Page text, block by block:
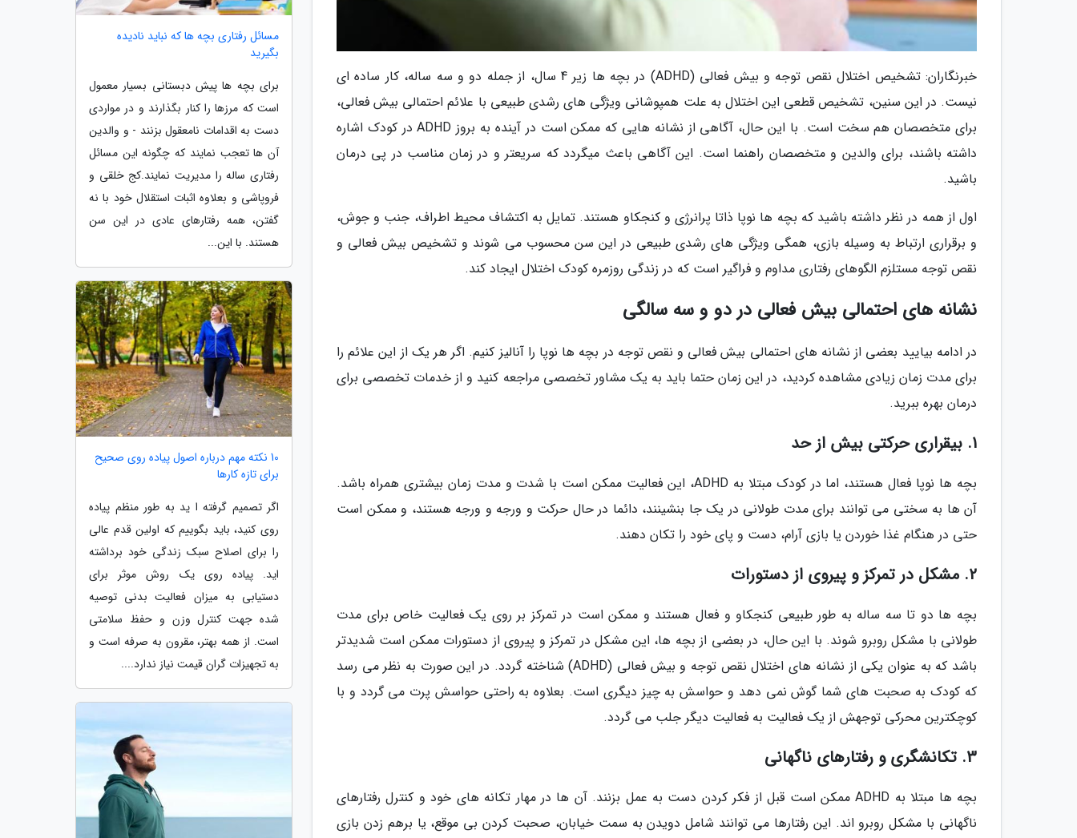
خبرنگاران: تشخیص اختلال نقص توجه و بیش فعالی (ADHD) در بچه ها زیر 4 سال، از جمله دو و سه ساله، کار ساده ای
نیست. در این سنین، تشخیص قطعی این اختلال به علت همپوشانی ویژگی های رشدی طبیعی با علائم احتمالی بیش فعالی،
برای متخصصان هم سخت است. با این حال، آگاهی از نشانه هایی که ممکن است در آینده به بروز ADHD در کودک اشاره
داشته باشند، برای والدین و متخصصان راهنما است. این آگاهی باعث میگردد که سریعتر و در زمان مناسب در پی درمان
باشید.
اول از همه در نظر داشته باشید که بچه ها نوپا ذاتا پرانرژی و کنجکاو هستند. تمایل به اکتشاف محیط اطراف، جنب و جوش،
و برقراری ارتباط به وسیله بازی، همگی ویژگی های رشدی طبیعی در این سن محسوب می شوند و تشخیص بیش فعالی و
نقص توجه مستلزم الگوهای رفتاری مداوم و فراگیر است که در زندگی روزمره کودک اختلال ایجاد کند.
نشانه های احتمالی بیش فعالی در دو و سه سالگی
در ادامه بیایید بعضی از نشانه های احتمالی بیش فعالی و نقص توجه در بچه ها نوپا را آنالیز کنیم. اگر هر یک از این علائم را
برای مدت زمان زیادی مشاهده کردید، در این زمان حتما باید به یک مشاور تخصصی مراجعه کنید و از خدمات تخصصی برای
درمان بهره ببرید.
1. بیقراری حرکتی بیش از حد
بچه ها نوپا فعال هستند، اما در کودک مبتلا به ADHD، این فعالیت ممکن است با شدت و مدت زمان بیشتری همراه باشد.
آن ها به سختی می توانند برای مدت طولانی در یک جا بنشینند، دائما در حال حرکت و ورجه و ورجه هستند، و ممکن است
حتی در هنگام غذا خوردن یا بازی آرام، دست و پای خود را تکان دهند.
2. مشکل در تمرکز و پیروی از دستورات
بچه ها دو تا سه ساله به طور طبیعی کنجکاو و فعال هستند و ممکن است در تمرکز بر روی یک فعالیت خاص برای مدت
طولانی با مشکل روبرو شوند. با این حال، در بعضی از بچه ها، این مشکل در تمرکز و پیروی از دستورات ممکن است شدیدتر
باشد که به عنوان یکی از نشانه های اختلال نقص توجه و بیش فعالی (ADHD) شناخته گردد. در این صورت به نظر می رسد
که کودک به صحبت های شما گوش نمی دهد و حواسش به چیز دیگری است. بعلاوه به راحتی حواسش پرت می گردد و با
کوچکترین محرکی توجهش از یک فعالیت به فعالیت دیگر جلب می گردد.
3. تکانشگری و رفتارهای ناگهانی
بچه ها مبتلا به ADHD ممکن است قبل از فکر کردن دست به عمل بزنند. آن ها در مهار تکانه های خود و کنترل رفتارهای
ناگهانی با مشکل روبرو اند. این رفتارها می توانند شامل دویدن به سمت خیابان، صحبت کردن بی موقع، یا برهم زدن بازی
مسائل رفتاری بچه ها که نباید نادیده
بگیرید
برای بچه ها پیش دبستانی بسیار معمول
است که مرزها را کنار بگذارند و در مواردی
دست به اقدامات نامعقول بزنند - و والدین
آن ها تعجب نمایند که چگونه این مسائل
رفتاری ساله را مدیریت نمایند.کج خلقی و
فروپاشی و بعلاوه اثبات استقلال خود با نه
گفتن، همه رفتارهای عادی در این سن
هستند. با این...
10 نکته مهم درباره اصول پیاده روی صحیح
برای تازه کارها
اگر تصمیم گرفته ا ید به طور منظم پیاده
روی کنید، باید بگوییم که اولین قدم عالی
را برای اصلاح سبک زندگی خود برداشته
اید. پیاده روی یک روش موثر برای
دستیابی به میزان فعالیت بدنی توصیه
شده جهت کنترل وزن و حفظ سلامتی
است. از همه بهتر، مقرون به صرفه است و
به تجهیزات گران قیمت نیاز ندارد....